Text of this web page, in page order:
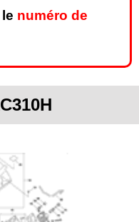
numéro de